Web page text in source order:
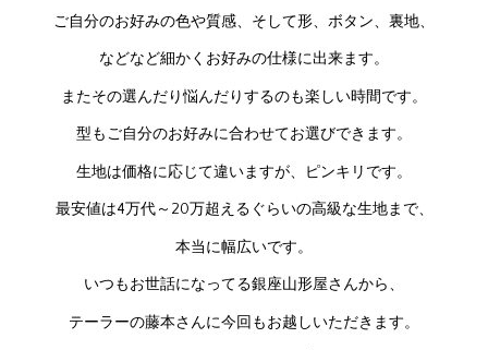
ご自分のお好みの色や質感、そして形、ボタン、裏地、
などなど細かくお好みの仕様に出来ます。
またその選んだり悩んだりするのも楽しい時間です。
型もご自分のお好みに合わせてお選びできます。
生地は価格に応じて違いますが、ピンキリです。
最安値は4万代～20万超えるぐらいの高級な生地まで、
本当に幅広いです。
いつもお世話になってる銀座山形屋さんから、
テーラーの藤本さんに今回もお越しいただきます。